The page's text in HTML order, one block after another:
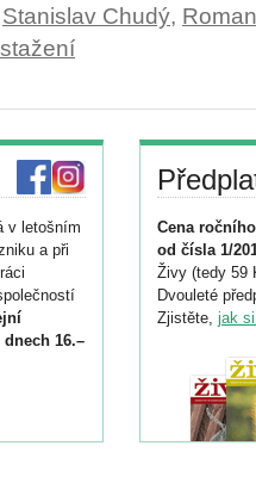
Stanislav Chudý,
v letošním
a při
16.–
Cena
od čísla 1/
Živy (tedy 59
Dvouleté
Zjistěte, jak